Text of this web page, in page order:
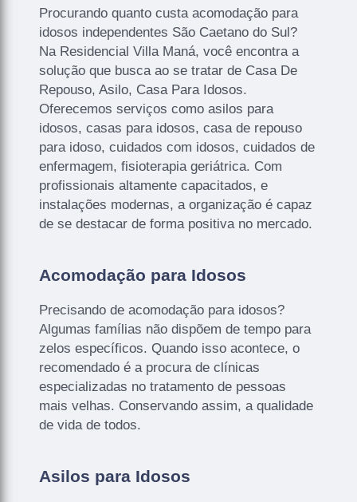
Procurando quanto custa acomodação para
idosos independentes São Caetano do Sul?
Na Residencial Villa Maná, você encontra a
solução que busca ao se tratar de Casa De
Repouso, Asilo, Casa Para Idosos.
Oferecemos serviços como asilos para
idosos, casas para idosos, casa de repouso
para idoso, cuidados com idosos, cuidados de
enfermagem, fisioterapia geriátrica. Com
profissionais altamente capacitados, e
instalações modernas, a organização é capaz
de se destacar de forma positiva no mercado.
Acomodação para Idosos
Precisando de acomodação para idosos?
Algumas famílias não dispõem de tempo para
zelos específicos. Quando isso acontece, o
recomendado é a procura de clínicas
especializadas no tratamento de pessoas
mais velhas. Conservando assim, a qualidade
de vida de todos.
Asilos para Idosos